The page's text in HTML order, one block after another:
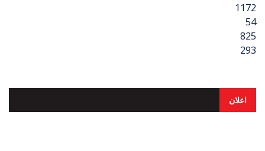
1172
54
825
293
اعلان